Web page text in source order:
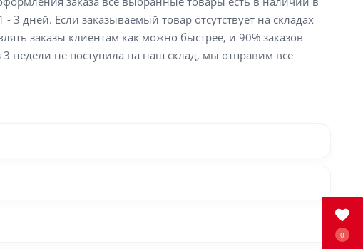
0
дней. Если заказываемый товар отсутствует на складах
заказы клиентам как можно быстрее, и 90% заказов
3 недели не поступила на наш склад, мы отправим все